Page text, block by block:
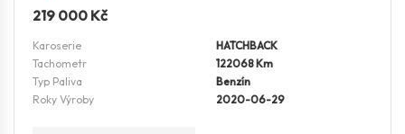
219 000 Kč
Karoserie
HATCHBACK
Tachometr
122068 Km
Typ Paliva
Benzín
Roky Výroby
2020-06-29